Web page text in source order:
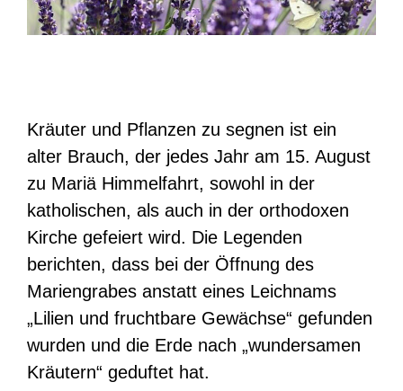
Kräuter und Pflanzen zu segnen ist ein
alter Brauch, der jedes Jahr am 15. August
zu Mariä Himmelfahrt, sowohl in der
katholischen, als auch in der orthodoxen
Kirche gefeiert wird. Die Legenden
berichten, dass bei der Öffnung des
Mariengrabes anstatt eines Leichnams
„Lilien und fruchtbare Gewächse“ gefunden
wurden und die Erde nach „wundersamen
Kräutern“ geduftet hat.